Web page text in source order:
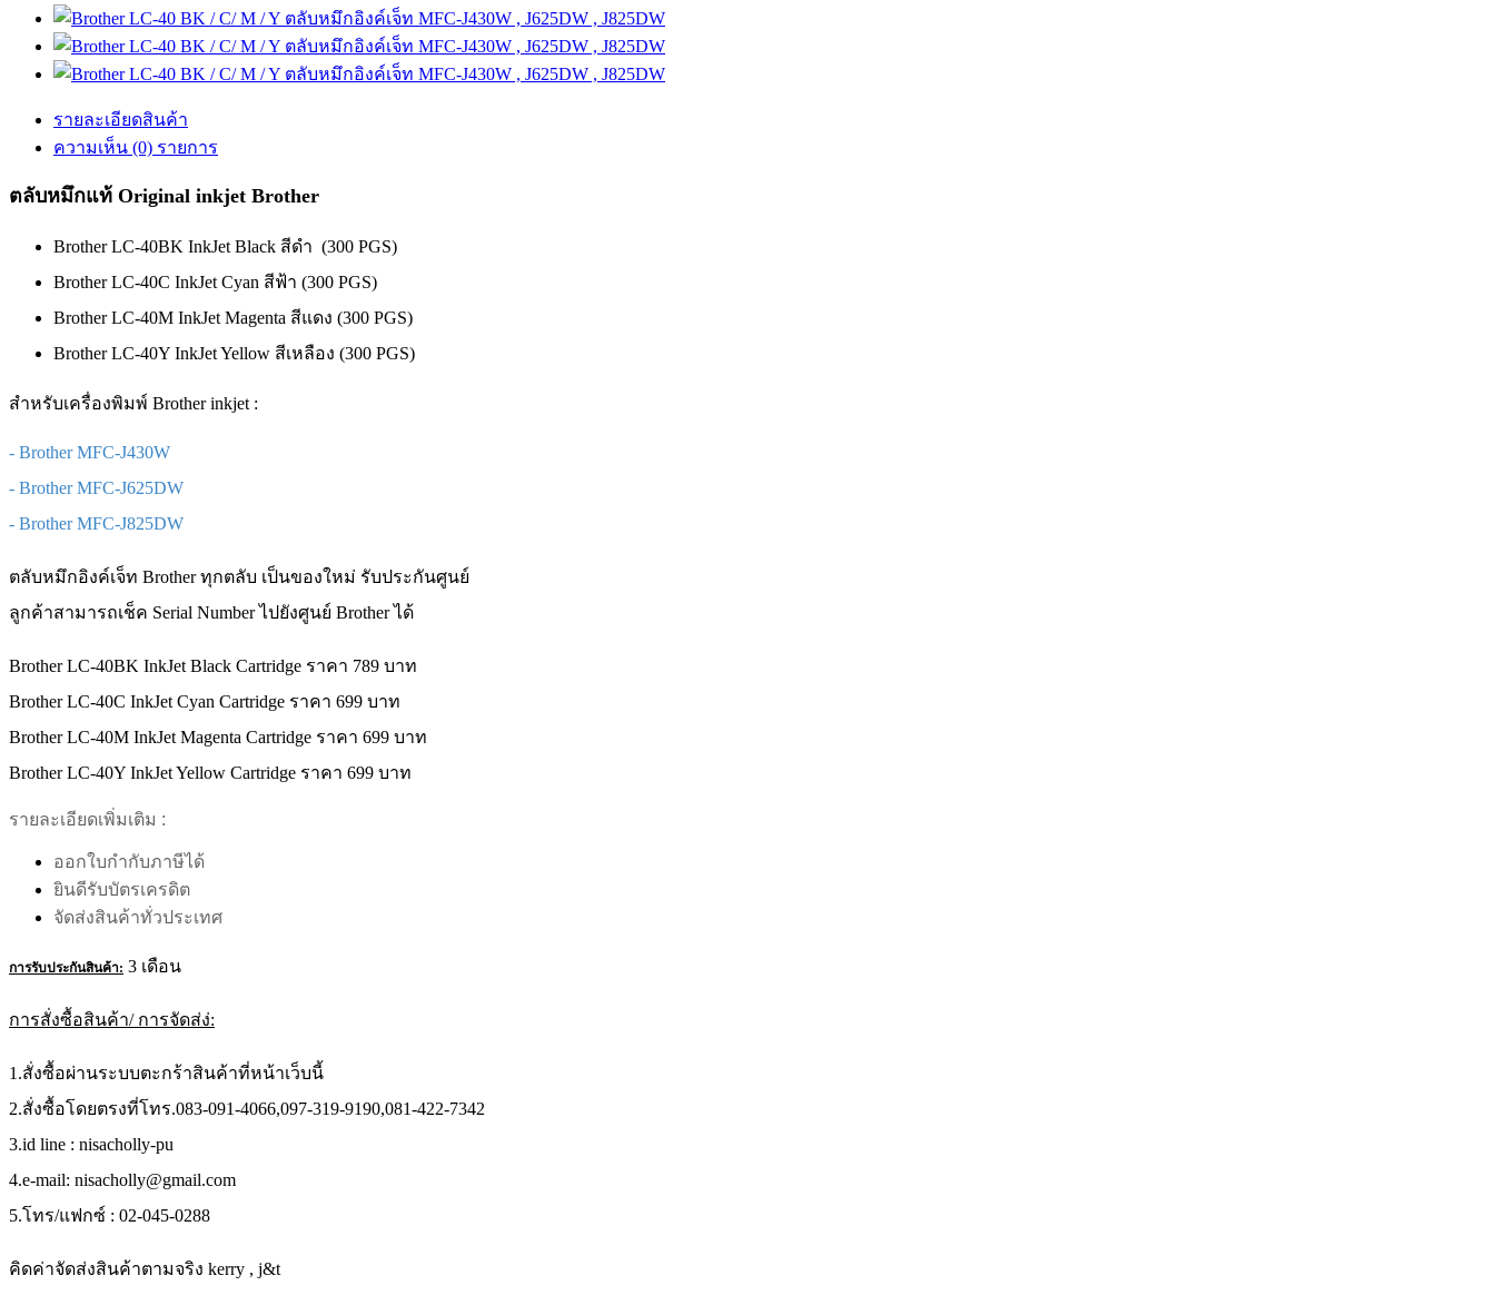
รายละเอียดสินค้า
ความเห็น (0) รายการ
ตลับหมึกแท้ Original inkjet Brother
Brother LC-40BK InkJet Black สีดำ (300 PGS)
Brother LC-40C InkJet Cyan สีฟ้า (300 PGS)
Brother LC-40M InkJet Magenta สีแดง (300 PGS)
Brother LC-40Y InkJet Yellow สีเหลือง (300 PGS)
สำหรับเครื่องพิมพ์ Brother inkjet :
- Brother MFC-J430W
- Brother MFC-J625DW
- Brother MFC-J825DW
ตลับหมึกอิงค์เจ็ท Brother ทุกตลับ เป็นของใหม่ รับประกันศูนย์
ลูกค้าสามารถเช็ค Serial Number ไปยังศูนย์ Brother ได้
Brother LC-40BK InkJet Black Cartridge ราคา 789 บาท
Brother LC-40C InkJet Cyan Cartridge ราคา 699 บาท
Brother LC-40M InkJet Magenta Cartridge ราคา 699 บาท
Brother LC-40Y InkJet Yellow Cartridge ราคา 699 บาท
รายละเอียดเพิ่มเติม :
ออกใบกำกับภาษีได้
ยินดีรับบัตรเครดิต
จัดส่งสินค้าทั่วประเทศ
การรับประกันสินค้า: 3 เดือน
การสั่งซื้อสินค้า/ การจัดส่ง่:
1.สั่งซื้อผ่านระบบตะกร้าสินค้าที่หน้าเว็บนี้
2.สั่งซื้อโดยตรงที่โทร.083-091-4066,097-319-9190,081-422-7342
3.id line : nisacholly-pu
4.e-mail: nisacholly@gmail.com
5.โทร/แฟกซ์ : 02-045-0288
คิดค่าจัดส่งสินค้าตามจริง kerry , j&t